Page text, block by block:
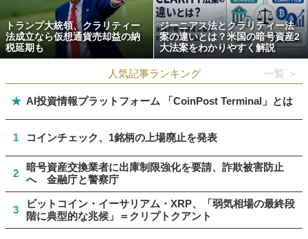
トランプ大統領、クラリティー
法成立なら仮想通貨売却益の納
税延期も
ジーニアス法とクラリティー法
案の違いとは？米国の暗号資産2
大法案をわかりやすく解説
人気記事ランキング 一覧 ＞
★ AI投資情報プラットフォーム 「CoinPost Terminal」とは
1 コインチェック、1銘柄の上場廃止を発表
2
暗号資産交換業者に出庫制限強化を要請、詐欺被害防止
へ 金融庁と警察庁
3
ビットコイン・イーサリアム・XRP、「弱気相場の最終段
階に典型的な兆候」＝クリプトクアント